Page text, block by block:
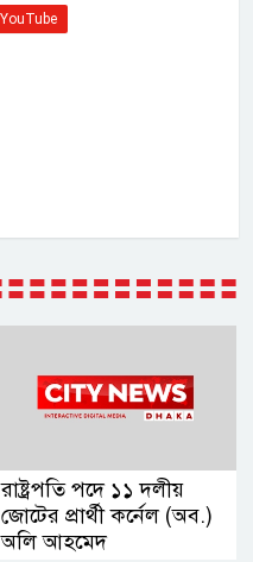
রাষ্ট্রপতি পদে ১১ দলীয়
জোটের প্রার্থী কর্নেল (অব.)
অলি আহমেদ